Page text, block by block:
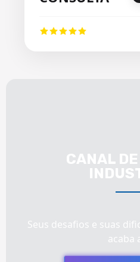
CANAL
Seus desafios e suas
acaba